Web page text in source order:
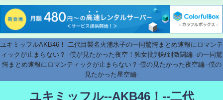
ユキミッフルAKB46！-二代目襲名火浦氷子の一同驚愕まとめ速報にロマンテ
ィックが止まらない？--僕が見たかった夜空！独女批判殺到激闘編--の一同驚
愕まとめ速報にロマンティックが止まらない？-僕の見たかった夜空編--僕の
見たかった星空編-
ユキミッフル--AKB46！--二代